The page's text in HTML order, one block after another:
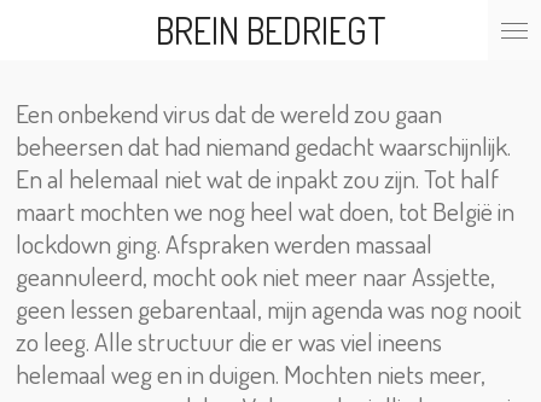
de
hoofdinhoud
BREIN BEDRIEGT
Een onbekend virus dat de wereld zou gaan
beheersen dat had niemand gedacht waarschijnlijk.
En al helemaal niet wat de inpakt zou zijn. Tot half
maart mochten we nog heel wat doen, tot België in
lockdown ging. Afspraken werden massaal
geannuleerd, mocht ook niet meer naar Assjette,
geen lessen gebarentaal, mijn agenda was nog nooit
zo leeg. Alle structuur die er was viel ineens
helemaal weg en in duigen. Mochten niets meer,